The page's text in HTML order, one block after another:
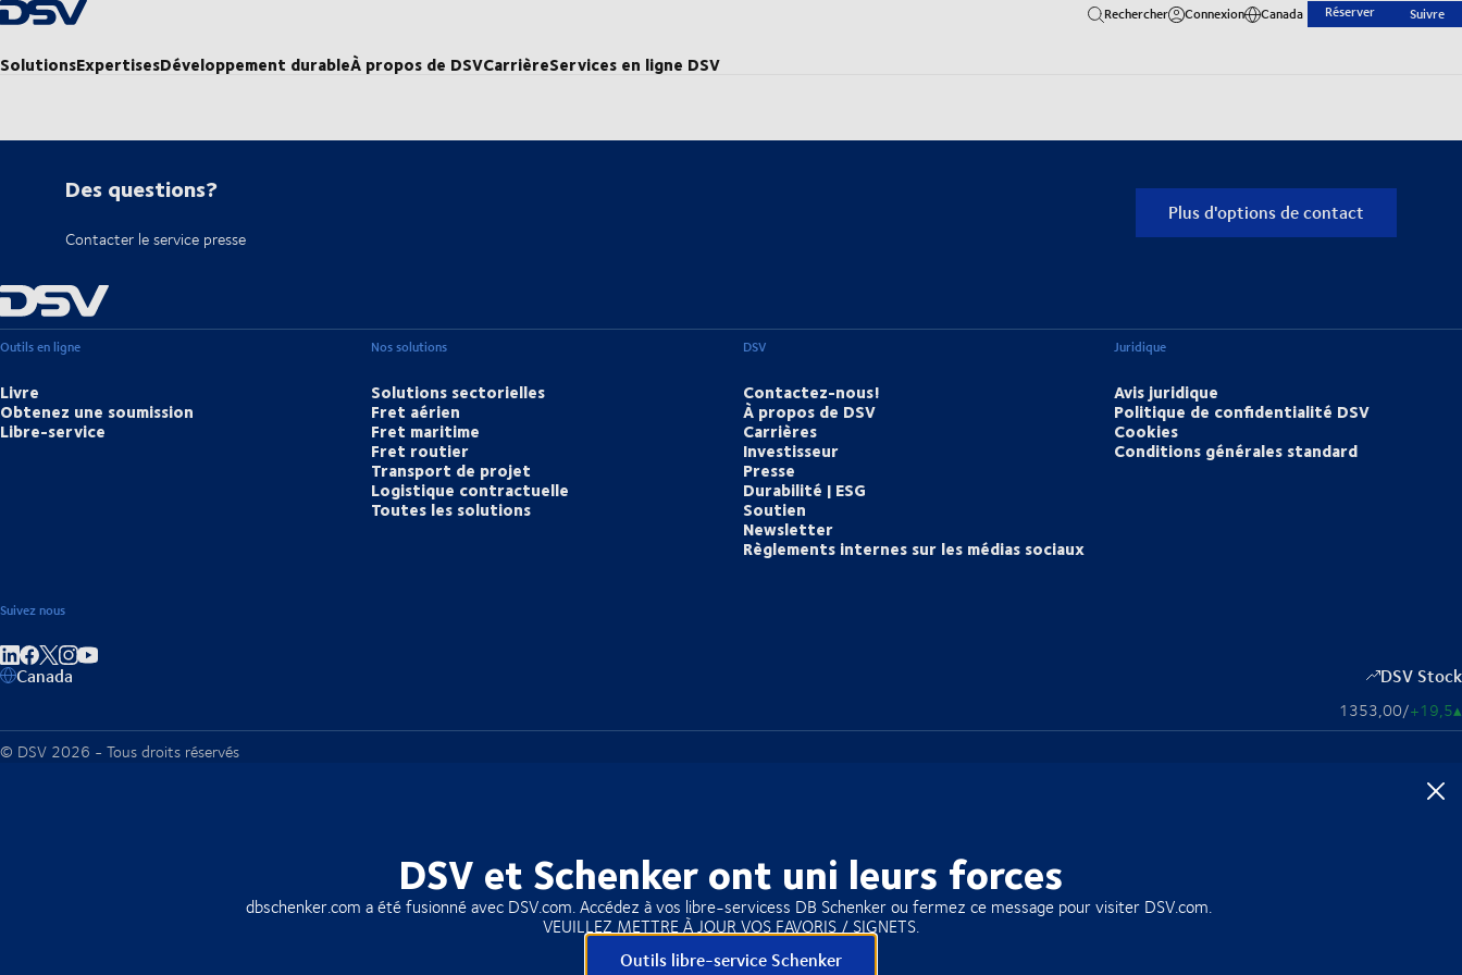
Retour à la page d'accueil
SolutionsExpertisesDéveloppement durableÀ propos de DSVCarrièreServices en ligne DSV
Rechercher Connexion Canada Réserver Suivre
DSV et Schenker ont uni leurs forces
dbschenker.com a été fusionné avec DSV.com. Accédez à vos libre-servicess DB Schenker ou fermez ce message pour visiter DSV.com.
VEUILLEZ METTRE À JOUR VOS FAVORIS / SIGNETS.
Outils libre-service Schenker
Des questions?
Contacter le service presse
Plus d'options de contact
Outils en ligne
Livre
Obtenez une soumission
Libre-service
Nos solutions
Solutions sectorielles
Fret aérien
Fret maritime
Fret routier
Transport de projet
Logistique contractuelle
Toutes les solutions
DSV
Contactez-nous!
À propos de DSV
Carrières
Investisseur
Presse
Durabilité | ESG
Soutien
Newsletter
Règlements internes sur les médias sociaux
Juridique
Avis juridique
Politique de confidentialité DSV
Cookies
Conditions générales standard
Suivez nous
Partager sur linkedIn
Partager sur Facebook
Partager sur Instagram
Canada DSV Stock
1353,00/+19,5▴
© DSV 2026 - Tous droits réservés